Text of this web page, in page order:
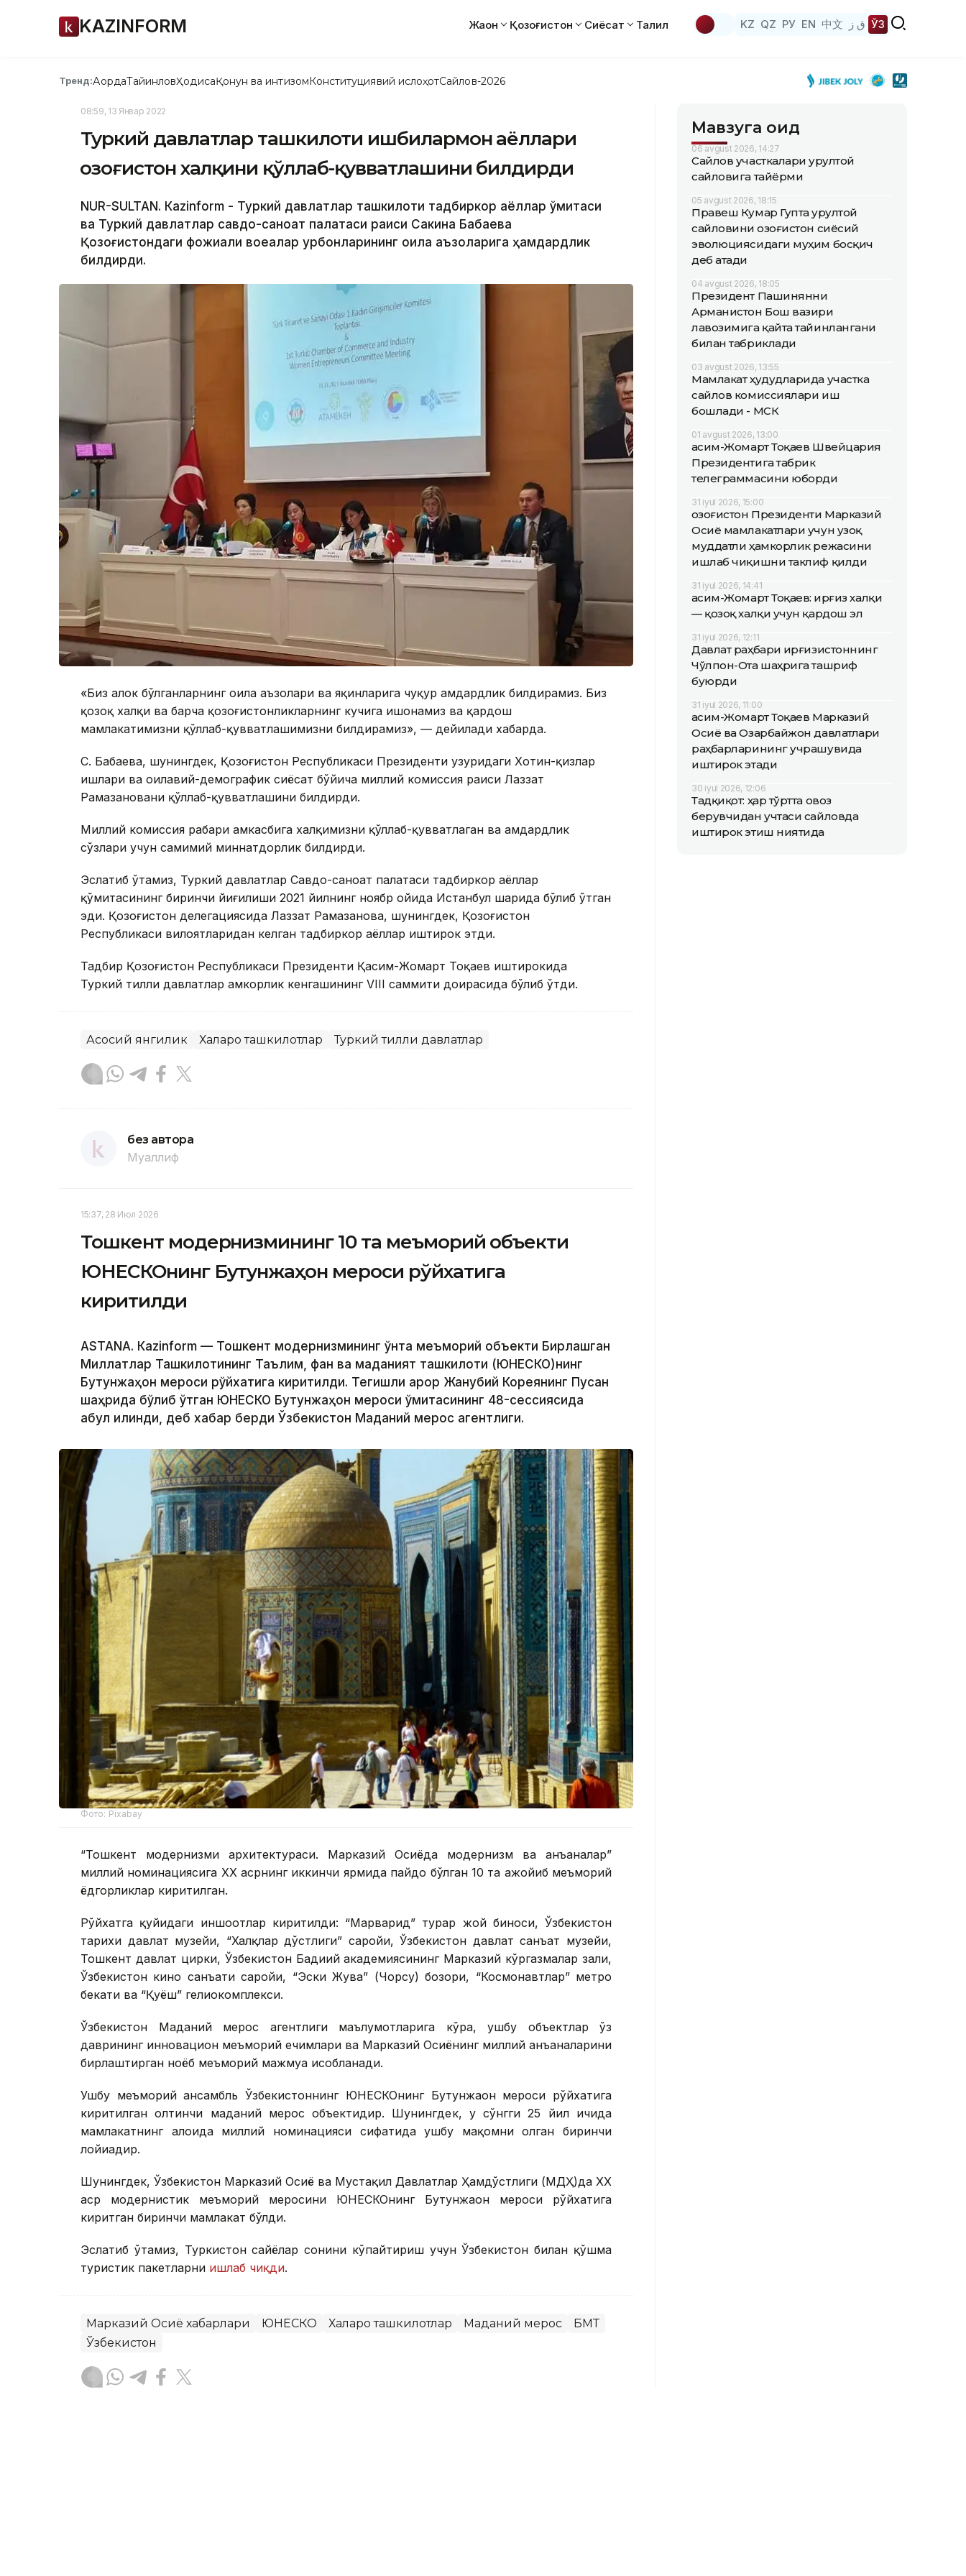
KAZINFORM Жаҳон Қозоғистон Сиёсат Таҳлил KZ QZ РУ EN 中文 ق ز ЎЗ
Тренд:АқордаТайинловҲодисаҚонун ва интизомКонституциявий ислоҳотСайлов-2026
08:59, 13 Январ 2022
Туркий давлатлар ташкилоти ишбилармон аёллари
Қозоғистон халқини қўллаб-қувватлашини билдирди
NUR-SULTAN. Кazinform - Туркий давлатлар ташкилоти тадбиркор аёллар қўмитаси
ва Туркий давлатлар савдо-саноат палатаси раиси Сакина Бабаева
Қозоғистондаги фожиали воқеалар қурбонларининг оила аъзоларига ҳамдардлик
билдирди.
«Биз ҳалок бўлганларнинг оила аъзолари ва яқинларига чуқур ҳамдардлик билдирамиз. Биз
қозоқ халқи ва барча қозоғистонликларнинг кучига ишонамиз ва қардош
мамлакатимизни қўллаб-қувватлашимизни билдирамиз», — дейилади хабарда.
С. Бабаева, шунингдек, Қозоғистон Республикаси Президенти ҳузуридаги Хотин-қизлар
ишлари ва оилавий-демографик сиёсат бўйича миллий комиссия раиси Лаззат
Рамазановани қўллаб-қувватлашини билдирди.
Миллий комиссия раҳбари ҳамкасбига халқимизни қўллаб-қувватлаган ва ҳамдардлик
сўзлари учун самимий миннатдорлик билдирди.
Эслатиб ўтамиз, Туркий давлатлар Савдо-саноат палатаси тадбиркор аёллар
қўмитасининг биринчи йиғилиши 2021 йилнинг ноябр ойида Истанбул шаҳрида бўлиб ўтган
эди. Қозоғистон делегациясида Лаззат Рамазанова, шунингдек, Қозоғистон
Республикаси вилоятларидан келган тадбиркор аёллар иштирок этди.
Тадбир Қозоғистон Республикаси Президенти Қасим-Жомарт Тоқаев иштирокида
Туркий тилли давлатлар ҳамкорлик кенгашининг VIII саммити доирасида бўлиб ўтди.
Асосий янгилик Халқаро ташкилотлар Туркий тилли давлатлар
без автора
Муаллиф
15:37, 28 Июл 2026
Тошкент модернизмининг 10 та меъморий объекти
ЮНEСКОнинг Бутунжаҳон мероси рўйхатига
киритилди
ASTANА. Кazinform — Тошкент модернизмининг ўнта меъморий объекти Бирлашган
Миллатлар Ташкилотининг Таълим, фан ва маданият ташкилоти (ЮНEСКО)нинг
Бутунжаҳон мероси рўйхатига киритилди. Тегишли қарор Жанубий Кореянинг Пусан
​​шаҳрида бўлиб ўтган ЮНEСКО Бутунжаҳон мероси қўмитасининг 48-сессиясида
қабул қилинди, деб хабар берди Ўзбекистон Маданий мерос агентлиги.
Фото: Pixabay
“Тошкент модернизми архитектураси. Марказий Осиёда модернизм ва анъаналар”
миллий номинациясига ХХ асрнинг иккинчи ярмида пайдо бўлган 10 та ажойиб меъморий
ёдгорликлар киритилган.
Рўйхатга қуйидаги иншоотлар киритилди: “Марварид” турар жой биноси, Ўзбекистон
тарихи давлат музейи, “Халқлар дўстлиги” саройи, Ўзбекистон давлат санъат музейи,
Тошкент давлат цирки, Ўзбекистон Бадиий академиясининг Марказий кўргазмалар зали,
Ўзбекистон кино санъати саройи, “Эски Жува” (Чорсу) бозори, “Космонавтлар” метро
бекати ва “Қуёш” гелиокомплекси.
Ўзбекистон Маданий мерос агентлиги маълумотларига кўра, ушбу объектлар ўз
даврининг инновацион меъморий ечимлари ва Марказий Осиёнинг миллий анъаналарини
бирлаштирган ноёб меъморий мажмуа ҳисобланади.
Ушбу меъморий ансамбль Ўзбекистоннинг ЮНEСКОнинг Бутунжаҳон мероси рўйхатига
киритилган олтинчи маданий мерос объектидир. Шунингдек, у сўнгги 25 йил ичида
мамлакатнинг алоҳида миллий номинацияси сифатида ушбу мақомни олган биринчи
лойиҳадир.
Шунингдек, Ўзбекистон Марказий Осиё ва Мустақил Давлатлар Ҳамдўстлиги (МДҲ)да ХХ
аср модернистик меъморий меросини ЮНEСКОнинг Бутунжаҳон мероси рўйхатига
киритган биринчи мамлакат бўлди.
Эслатиб ўтамиз, Туркистон сайёҳлар сонини кўпайтириш учун Ўзбекистон билан қўшма
туристик пакетларни ишлаб чиқди.
Марказий Осиё хабарлари ЮНЕСКО Халқаро ташкилотлар Маданий мерос
БМТ
Ўзбекистон
Мавзуга оид
06 avgust 2026, 14:27
Сайлов участкалари Қурултой
сайловига тайёрми
05 avgust 2026, 18:15
Правеш Кумар Гупта Қурултой
сайловини Қозоғистон сиёсий
эволюциясидаги муҳим босқич
деб атади
04 avgust 2026, 18:05
Президент Пашинянни
Арманистон Бош вазири
лавозимига қайта тайинлангани
билан табриклади
03 avgust 2026, 13:55
Мамлакат ҳудудларида участка
сайлов комиссиялари иш
бошлади - МСК
01 avgust 2026, 13:00
Қасим-Жомарт Тоқаев Швейцария
Президентига табрик
телеграммасини юборди
31 iyul 2026, 15:00
Қозоғистон Президенти Марказий
Осиё мамлакатлари учун узоқ
муддатли ҳамкорлик режасини
ишлаб чиқишни таклиф қилди
31 iyul 2026, 14:41
Қасим-Жомарт Тоқаев: Қирғиз халқи
— қозоқ халқи учун қардош эл
31 iyul 2026, 12:11
Давлат раҳбари Қирғизистоннинг
Чўлпон-Ота шаҳрига ташриф
буюрди
31 iyul 2026, 11:00
Қасим-Жомарт Тоқаев Марказий
Осиё ва Озарбайжон давлатлари
раҳбарларининг учрашувида
иштирок этади
30 iyul 2026, 12:06
Тадқиқот: ҳар тўртта овоз
берувчидан учтаси сайловда
иштирок этиш ниятида